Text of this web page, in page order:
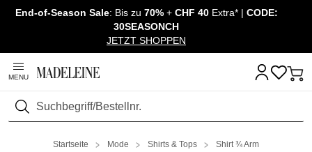
Navigation überspringen, direkt zum Inhalt
End-of-Season Sale: Bis zu 70%+ CHF 40 Extra* | CODE:
30SEASONCH
JETZT SHOPPEN
MENU
Suchen
Startseite Mode Shirts & Tops Shirt ¾ Arm